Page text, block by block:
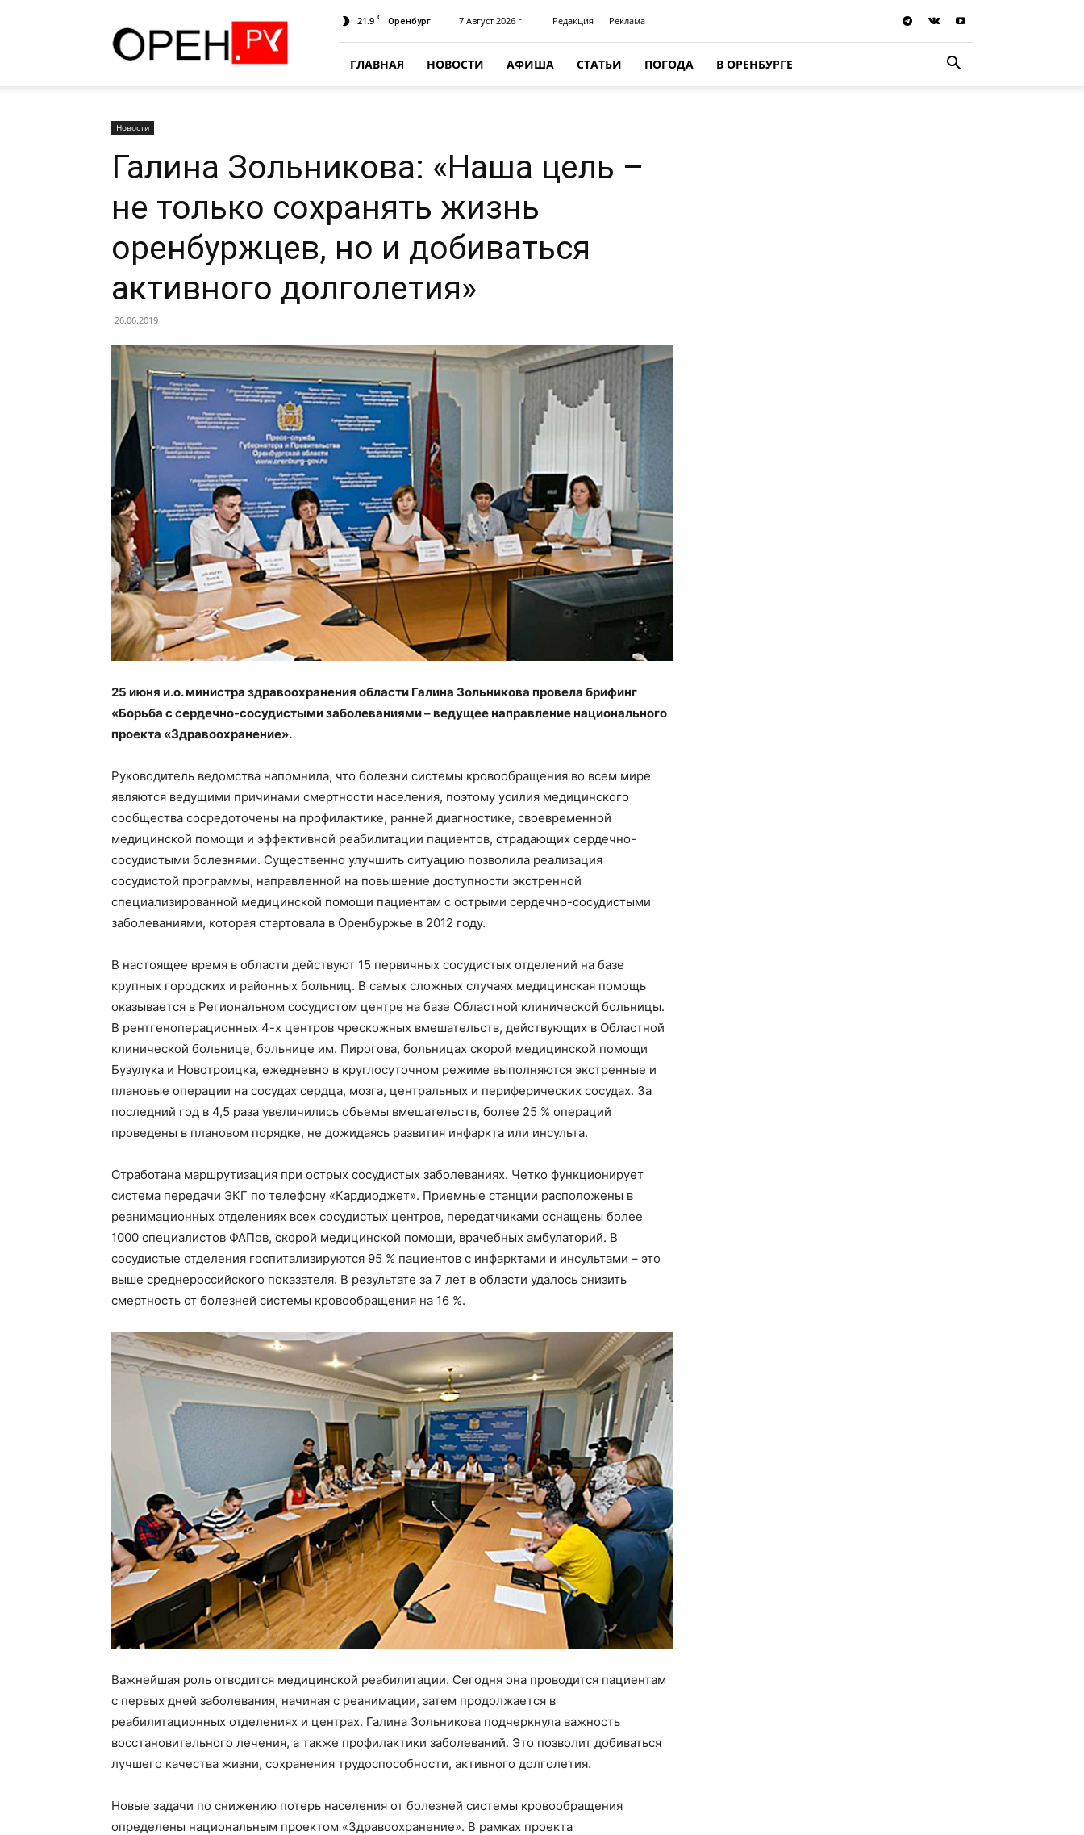
21.9 C Оренбург 7 Август 2026 г. Редакция Реклама
ГЛАВНАЯ НОВОСТИ АФИША СТАТЬИ ПОГОДА В ОРЕНБУРГЕ
Новости
Галина Зольникова: «Наша цель –
не только сохранять жизнь
оренбуржцев, но и добиваться
активного долголетия»
26.06.2019
25 июня и.о. министра здравоохранения области Галина Зольникова провела брифинг
«Борьба с сердечно-сосудистыми заболеваниями – ведущее направление национального
проекта «Здравоохранение».
Руководитель ведомства напомнила, что болезни системы кровообращения во всем мире
являются ведущими причинами смертности населения, поэтому усилия медицинского
сообщества сосредоточены на профилактике, ранней диагностике, своевременной
медицинской помощи и эффективной реабилитации пациентов, страдающих сердечно-
сосудистыми болезнями. Существенно улучшить ситуацию позволила реализация
сосудистой программы, направленной на повышение доступности экстренной
специализированной медицинской помощи пациентам с острыми сердечно-сосудистыми
заболеваниями, которая стартовала в Оренбуржье в 2012 году.
В настоящее время в области действуют 15 первичных сосудистых отделений на базе
крупных городских и районных больниц. В самых сложных случаях медицинская помощь
оказывается в Региональном сосудистом центре на базе Областной клинической больницы.
В рентгеноперационных 4-х центров чрескожных вмешательств, действующих в Областной
клинической больнице, больнице им. Пирогова, больницах скорой медицинской помощи
Бузулука и Новотроицка, ежедневно в круглосуточном режиме выполняются экстренные и
плановые операции на сосудах сердца, мозга, центральных и периферических сосудах. За
последний год в 4,5 раза увеличились объемы вмешательств, более 25 % операций
проведены в плановом порядке, не дожидаясь развития инфаркта или инсульта.
Отработана маршрутизация при острых сосудистых заболеваниях. Четко функционирует
система передачи ЭКГ по телефону «Кардиоджет». Приемные станции расположены в
реанимационных отделениях всех сосудистых центров, передатчиками оснащены более
1000 специалистов ФАПов, скорой медицинской помощи, врачебных амбулаторий. В
сосудистые отделения госпитализируются 95 % пациентов с инфарктами и инсультами – это
выше среднероссийского показателя. В результате за 7 лет в области удалось снизить
смертность от болезней системы кровообращения на 16 %.
Важнейшая роль отводится медицинской реабилитации. Сегодня она проводится пациентам
с первых дней заболевания, начиная с реанимации, затем продолжается в
реабилитационных отделениях и центрах. Галина Зольникова подчеркнула важность
восстановительного лечения, а также профилактики заболеваний. Это позволит добиваться
лучшего качества жизни, сохранения трудоспособности, активного долголетия.
Новые задачи по снижению потерь населения от болезней системы кровообращения
определены национальным проектом «Здравоохранение». В рамках проекта